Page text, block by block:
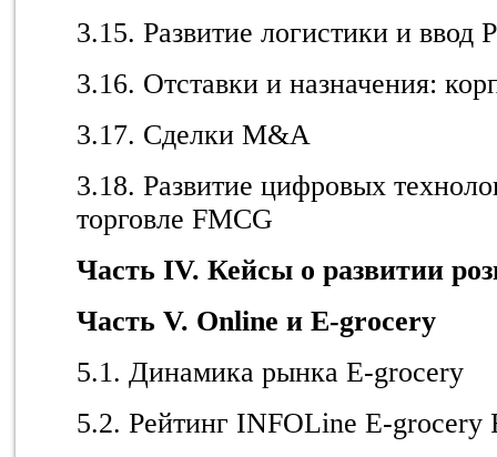
3.15. Развитие логистики и ввод
3.16. Отставки и назначения:
3.17. Сделки M&A
3.18. Развитие цифровых
торговле FMCG
Часть IV. Кейсы о развитии
Часть V. Online и E-grocery
5.1. Динамика рынка E-grocery
5.2. Рейтинг INFOLine E-grocery